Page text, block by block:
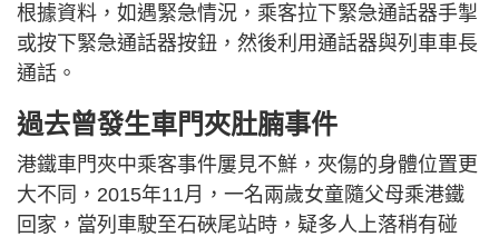
根據資料，如遇緊急情況，乘客拉下緊急通話器手掣
或按下緊急通話器按鈕，然後利用通話器與列車車長
通話。
過去曾發生車門夾肚腩事件
港鐵車門夾中乘客事件屢見不鮮，夾傷的身體位置更
大不同，2015年11月，一名兩歲女童隨父母乘港鐵
回家，當列車駛至石硤尾站時，疑多人上落稍有碰